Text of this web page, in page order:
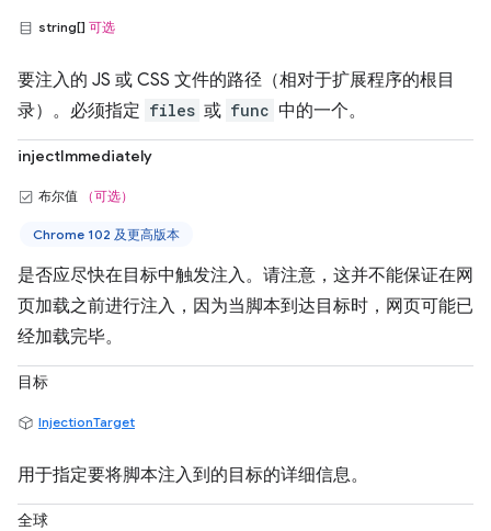
string[] 可选
要注入的 JS 或 CSS 文件的路径（相对于扩展程序的根目
录）。必须指定 files 或 func 中的一个。
injectImmediately
布尔值 （可选）
Chrome 102 及更高版本
是否应尽快在目标中触发注入。请注意，这并不能保证在网
页加载之前进行注入，因为当脚本到达目标时，网页可能已
经加载完毕。
目标
InjectionTarget
用于指定要将脚本注入到的目标的详细信息。
全球